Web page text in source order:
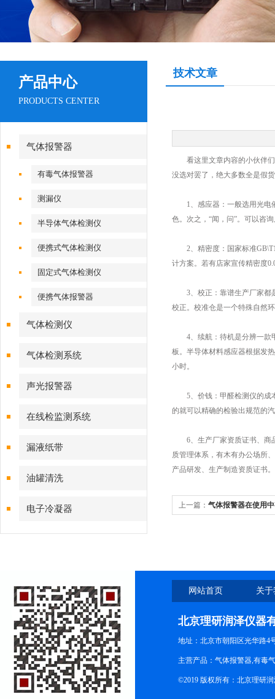
产品中心
PRODUCTS CENTER
气体报警器
有毒气体报警器
测漏仪
半导体气体检测仪
便携式气体检测仪
固定式气体检测仪
便携气体报警器
气体检测仪
气体检测系统
声光报警器
在线检监测系统
漏液纸带
油罐清洗
电子冷凝器
技术文章
看这里文章内容的小伙伴们
没选对罢了，绝大多数全是假
1、感应器：一般选用光电催
色。次之，“闻，问”。可以咨
2、精密度：国家标准
计方案。若有店家宣传精密度
3、校正：靠谱生产厂家都是
校正。校准仓是一个特殊自然
4、续航：待机是分辨一款甲
板。半导体材料感应器根据发
小时。
5、价钱：甲醛检测仪的成本
的就可以精确的检验出规范的
6、生产厂家资质证书、商品
质管理体系，有木有办公场所
产品研发、生产制造资质证书
上一篇： 气体报警器在使用
网站首页 关
北京理研润泽仪器
地址：北京市朝阳区光华路4
主营产品：气体报警器,有毒
©2019 版权所有：北京理研